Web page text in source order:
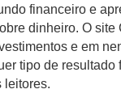
financeiro e
dinheiro. O site
e em
tipo de resultado
leitores.